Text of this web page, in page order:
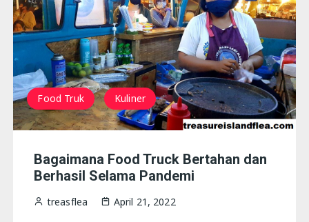
Food Truk Kuliner
Bagaimana Food Truck Bertahan dan
Berhasil Selama Pandemi
treasflea April 21, 2022